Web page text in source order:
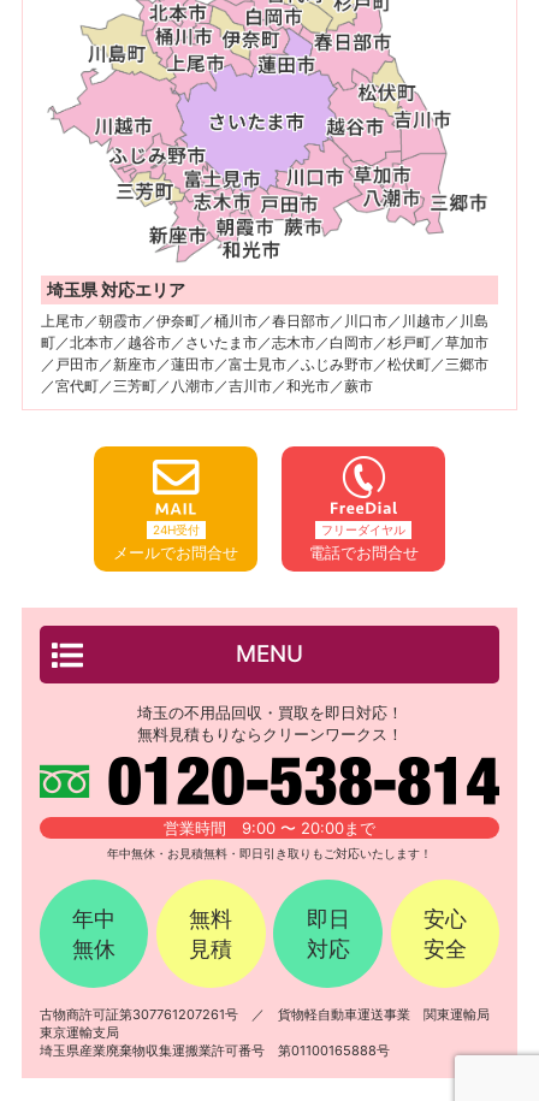
埼玉県 対応エリア
上尾市／朝霞市／伊奈町／桶川市／春日部市／川口市／川越市／川島
町／北本市／越谷市／さいたま市／志木市／白岡市／杉戸町／草加市
／戸田市／新座市／蓮田市／富士見市／ふじみ野市／松伏町／三郷市
／宮代町／三芳町／八潮市／吉川市／和光市／蕨市
24H受付
メールでお問合せ
フリーダイヤル
電話でお問合せ
MENU
埼玉の不用品回収・買取を即日対応！
無料見積もりならクリーンワークス！
営業時間 9:00 〜 20:00まで
年中無休・お見積無料・即日引き取りもご対応いたします！
年中
無休
無料
見積
即日
対応
安心
安全
古物商許可証第307761207261号 ／ 貨物軽自動車運送事業 関東運輸局
東京運輸支局
埼玉県産業廃棄物収集運搬業許可番号 第01100165888号